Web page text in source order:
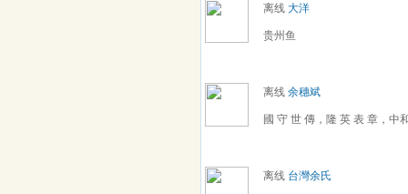
离线 大洋
贵州鱼
离线 余穗斌
國 守 世 傳，隆 英 表 章，中
离线 台灣余氏